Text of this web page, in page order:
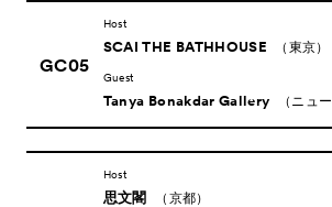
GC05
Host
SCAI THE BATHHOUSE （東京）
Guest
Tanya Bonakdar Gallery （ニュ
Host
思文閣 （京都）